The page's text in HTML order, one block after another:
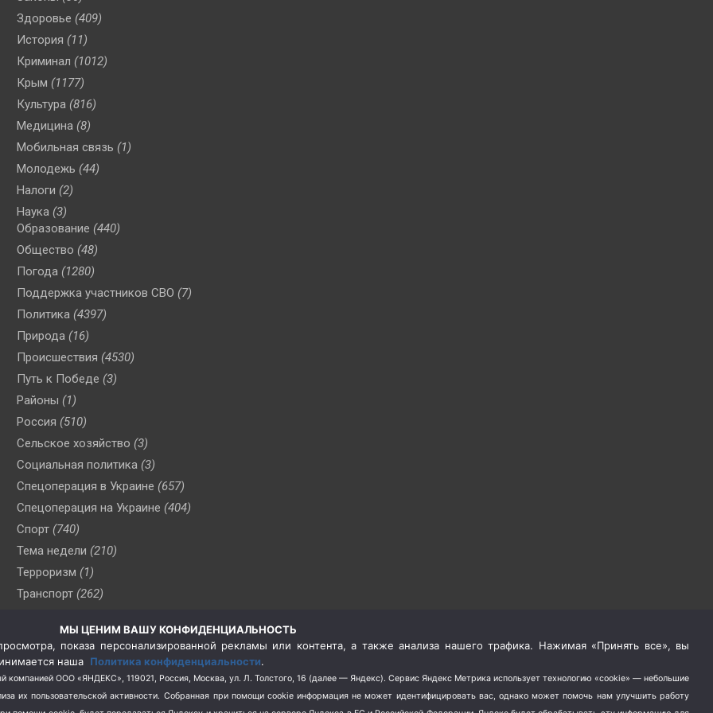
Здоровье (409)
История (11)
Криминал (1012)
Крым (1177)
Культура (816)
Медицина (8)
Мобильная связь (1)
Молодежь (44)
Налоги (2)
Наука (3)
Образование (440)
Общество (48)
Погода (1280)
Поддержка участников СВО (7)
Политика (4397)
Природа (16)
Происшествия (4530)
Путь к Победе (3)
Районы (1)
Россия (510)
Сельское хозяйство (3)
Социальная политика (3)
Спецоперация в Украине (657)
Спецоперация на Украине (404)
Спорт (740)
Тема недели (210)
Терроризм (1)
Транспорт (262)
(76)
Цены (2)
Школа и спорт (2)
Экология (8)
МЫ ЦЕНИМ ВАШУ КОНФИДЕНЦИАЛЬНОСТЬ
показа персонализированной рекламы или контента, а также анализа нашего трафика. Нажимая «Принять все», вы
наша Политика конфиденциальности.
компанией ООО «ЯНДЕКС», 119021, Россия, Москва, ул. Л. Толстого, 16 (далее — Яндекс). Сервис Яндекс Метрика использует технологию «cookie» — небольшие
их пользовательской активности. Собранная при помощи cookie информация не может идентифицировать вас, однако может помочь нам улучшить работу